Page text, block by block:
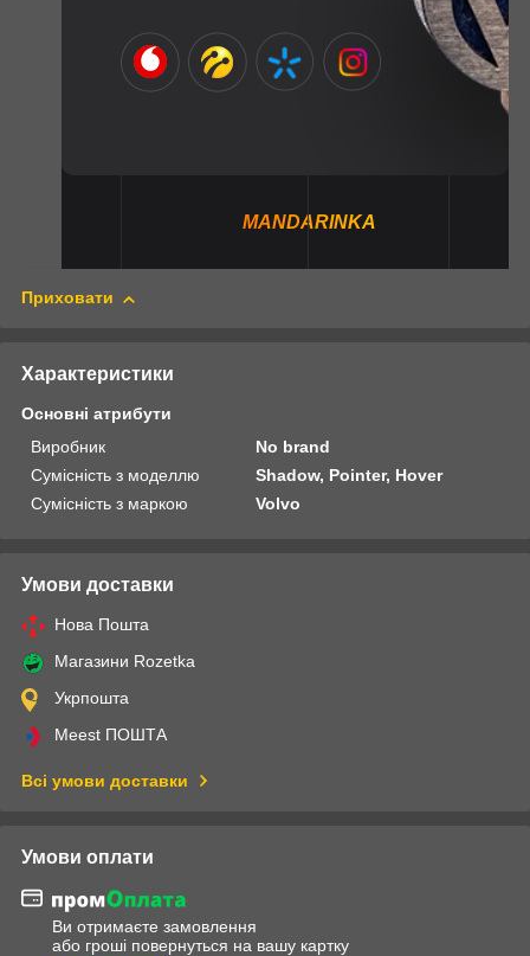
MANDARINKA
Приховати
Характеристики
Основні атрибути
Виробник
No brand
Сумісність з моделлю
Shadow, Pointer, Hover
Сумісність з маркою
Volvo
Умови доставки
Нова Пошта
Магазини Rozetka
Укрпошта
Meest ПОШТА
Всі умови доставки
Умови оплати
Ви отримаєте замовлення
або гроші повернуться на вашу картку